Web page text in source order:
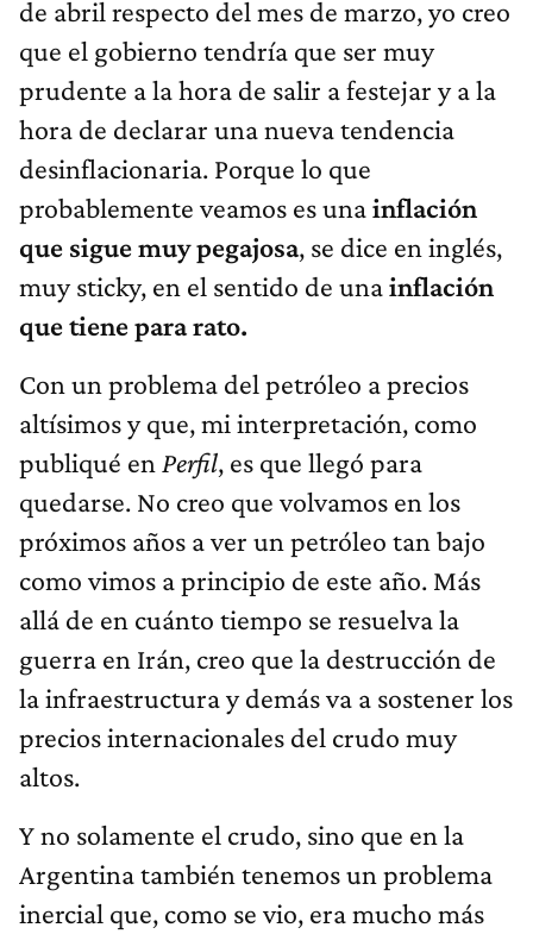
de abril respecto del mes de marzo, yo creo
que el gobierno tendría que ser muy
prudente a la hora de salir a festejar y a la
hora de declarar una nueva tendencia
desinflacionaria. Porque lo que
probablemente veamos es unainflación
que sigue muy pegajosa, se dice en inglés,
muy sticky, en el sentido de unainflación
que tiene para rato.
Con un problema del petróleo a precios
altísimos y que, mi interpretación, como
publiqué en Perfil, es que llegó para
quedarse. No creo que volvamos en los
próximos años a ver un petróleo tan bajo
como vimos a principio de este año. Más
allá de en cuánto tiempo se resuelva la
guerra en Irán, creo que la destrucción de
la infraestructura y demás va a sostener los
precios internacionales del crudo muy
altos.
Y no solamente el crudo, sino que en la
Argentina también tenemos un problema
inercial que, como se vio, era mucho más